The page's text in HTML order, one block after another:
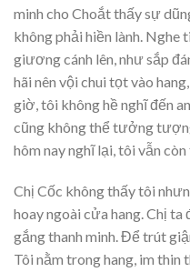
minh cho Choắt thấy sự
không phải hiền lành. Nghe
giương cánh lên, như sắp
hãi nên vội chui tọt vào
giờ, tôi không hề nghĩ đến
cũng không thể tưởng
hôm nay nghĩ lại, tôi vẫn còn
Chị Cốc không thấy tôi
hoay ngoài cửa hang. Chị ta
gắng thanh minh. Để trút
Tôi nằm trong hang, im